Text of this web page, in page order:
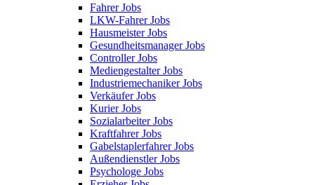
Fahrer Jobs
LKW-Fahrer Jobs
Hausmeister Jobs
Gesundheitsmanager Jobs
Controller Jobs
Mediengestalter Jobs
Industriemechaniker Jobs
Verkäufer Jobs
Kurier Jobs
Sozialarbeiter Jobs
Kraftfahrer Jobs
Gabelstaplerfahrer Jobs
Außendienstler Jobs
Psychologe Jobs